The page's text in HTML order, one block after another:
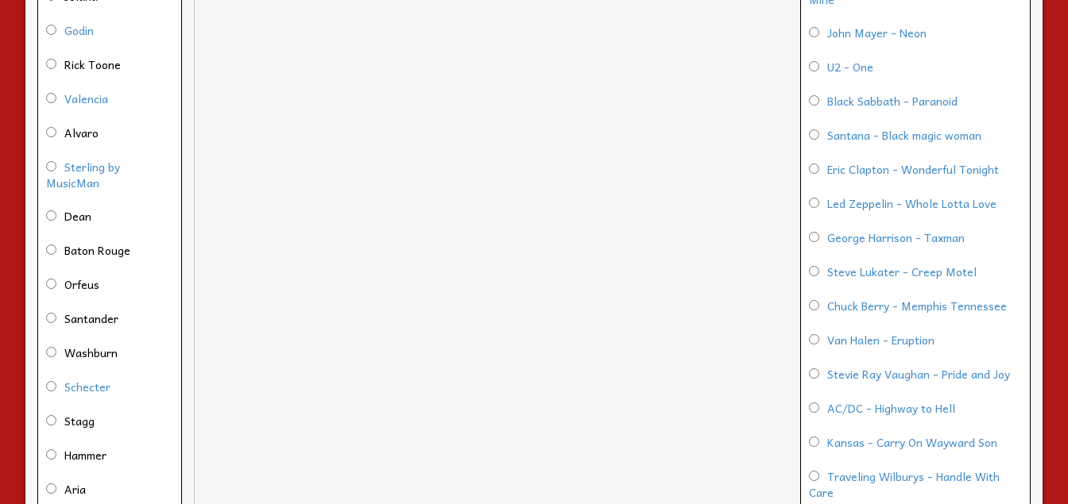
Godin
Rick Toone
Valencia
Alvaro
Sterling by
MusicMan
Dean
Baton Rouge
Orfeus
Santander
Washburn
Schecter
Stagg
Hammer
Aria
John Mayer - Neon
U2 - One
Black Sabbath - Paranoid
Santana - Black magic woman
Eric Clapton - Wonderful Tonight
Led Zeppelin - Whole Lotta Love
George Harrison - Taxman
Steve Lukater - Creep Motel
Chuck Berry - Memphis Tennessee
Van Halen - Eruption
Stevie Ray Vaughan - Pride and Joy
AC/DC - Highway to Hell
Kansas - Carry On Wayward Son
Traveling Wilburys - Handle With
Care